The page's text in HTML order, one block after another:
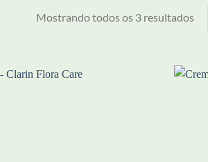
Mostrando todos os 3 resultados